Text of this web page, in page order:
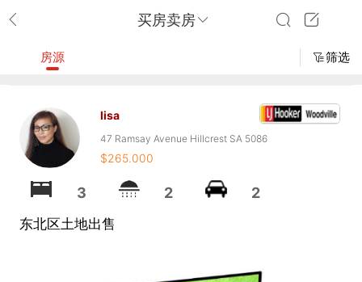
买房卖房
房源 筛选
lisa
47 Ramsay Avenue Hillcrest SA 5086
$265.000
3 2 2
东北区土地出售